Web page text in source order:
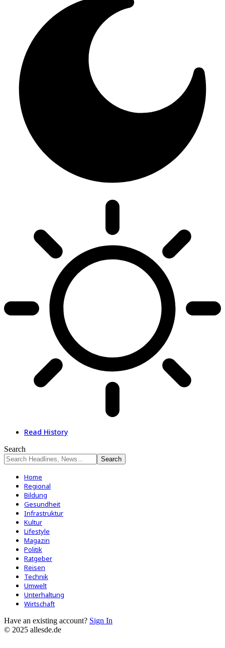
Read History
Search
Home
Regional
Bildung
Gesundheit
Infrastruktur
Kultur
Lifestyle
Magazin
Politik
Ratgeber
Reisen
Technik
Umwelt
Unterhaltung
Wirtschaft
Have an existing account? Sign In
© 2025 allesde.de